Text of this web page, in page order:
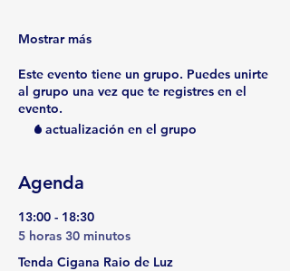
Mostrar más
Este evento tiene un grupo. Puedes unirte
al grupo una vez que te registres en el
evento.
1 actualización en el grupo
Agenda
13:00 - 18:30
5 horas 30 minutos
Tenda Cigana Raio de Luz